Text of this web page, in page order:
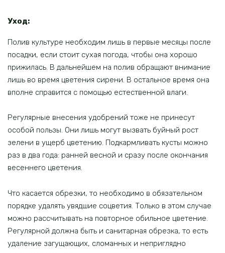
Уход:
Полив культуре необходим лишь в первые месяцы после
посадки, если стоит сухая погода, чтобы она хорошо
прижилась. В дальнейшем на полив обращают внимание
лишь во время цветения сирени. В остальное время она
вполне справится с помощью естественной влаги.
Регулярные внесения удобрений тоже не принесут
особой пользы. Они лишь могут вызвать буйный рост
зелени в ущерб цветению. Подкармливать кусты можно
раз в два года: ранней весной и сразу после окончания
весеннего цветения.
Что касается обрезки, то необходимо в обязательном
порядке удалять увядшие соцветия. Только в этом случае
можно рассчитывать на повторное обильное цветение.
Регулярной должна быть и санитарная обрезка, то есть
удаление загущающих, сломанных и неприглядно